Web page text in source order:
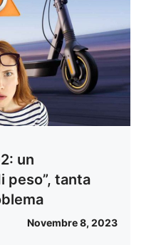
un
peso”, tanta
Novembre 8, 2023